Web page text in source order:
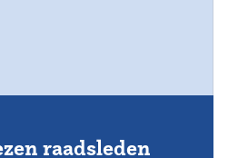
raadsleden